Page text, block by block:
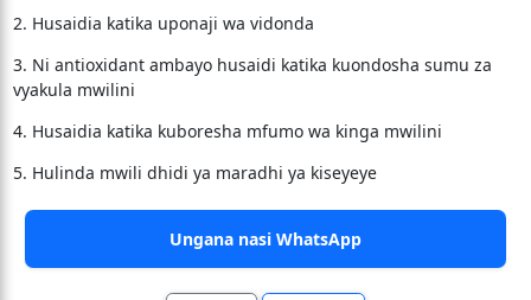
2. Husaidia katika uponaji wa vidonda
3. Ni antioxidant ambayo husaidi katika kuondosha sumu za
vyakula mwilini
4. Husaidia katika kuboresha mfumo wa kinga mwilini
5. Hulinda mwili dhidi ya maradhi ya kiseyeye
Ungana nasi WhatsApp